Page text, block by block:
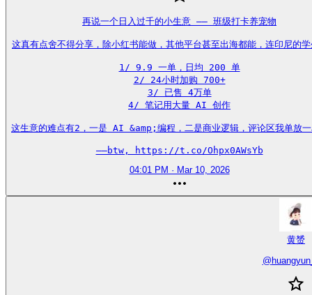
再说一个日入过千的小生意 —— 班级打卡养宠物
这真有点舍不得分享，除小红书能做，其他平台甚至出海都能，连印尼的
1/ 9.9 一单，日均 200 单
2/ 24小时加购 700+
3/ 已售 4万单
4/ 笔记用大量 AI 创作
这生意的难点有2，一是 AI &amp;编程，二是商业逻辑，评论区我单放
——btw, https://t.co/Ohpx0AWsYb
04:01 PM · Mar 10, 2026
黄赟
@